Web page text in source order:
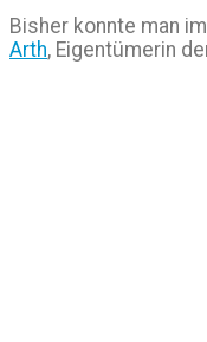
Bisher konnte man
Arth, Eigentümerin